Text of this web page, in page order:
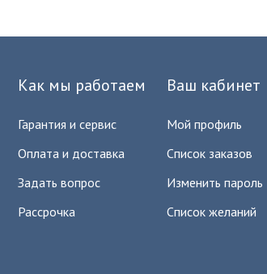
Как мы работаем
Гарантия и сервис
Оплата и доставка
Задать вопрос
Рассрочка
Ваш кабинет
Мой профиль
Список заказов
Изменить пароль
Список желаний